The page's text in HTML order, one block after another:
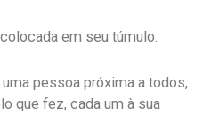
em seu túmulo.
pessoa próxima a todos,
que fez, cada um à sua